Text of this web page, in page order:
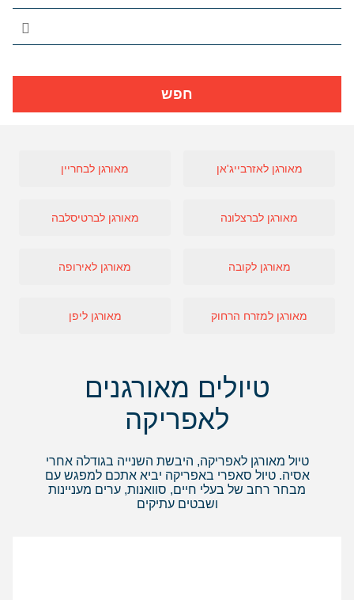
חפש
מאורגן לאזרבייג'אן מאורגן לבחריין
מאורגן לברצלונה מאורגן לברטיסלבה
מאורגן לקובה מאורגן לאירופה
מאורגן למזרח הרחוק מאורגן ליפן
טיולים מאורגנים
לאפריקה
טיול מאורגן לאפריקה, היבשת השנייה בגודלה אחרי
אסיה. טיול סאפרי באפריקה יביא אתכם למפגש עם
מבחר רחב של בעלי חיים, סוואנות, ערים מעניינות
ושבטים עתיקים